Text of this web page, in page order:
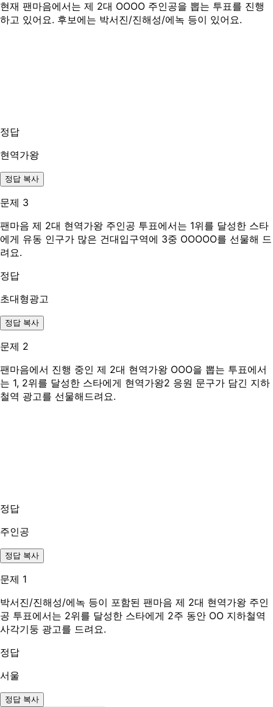
현재 팬마음에서는 제 2대 OOOO 주인공을 뽑는 투표를 진행
하고 있어요. 후보에는 박서진/진해성/에녹 등이 있어요.
정답
현역가왕
정답 복사
문제 3
팬마음 제 2대 현역가왕 주인공 투표에서는 1위를 달성한 스타
에게 유동 인구가 많은 건대입구역에 3중 OOOOO를 선물해 드
려요.
정답
초대형광고
정답 복사
문제 2
팬마음에서 진행 중인 제 2대 현역가왕 OOO을 뽑는 투표에서
는 1, 2위를 달성한 스타에게 현역가왕2 응원 문구가 담긴 지하
철역 광고를 선물해드려요.
정답
주인공
정답 복사
문제 1
박서진/진해성/에녹 등이 포함된 팬마음 제 2대 현역가왕 주인
공 투표에서는 2위를 달성한 스타에게 2주 동안 OO 지하철역
사각기둥 광고를 드려요.
정답
서울
정답 복사